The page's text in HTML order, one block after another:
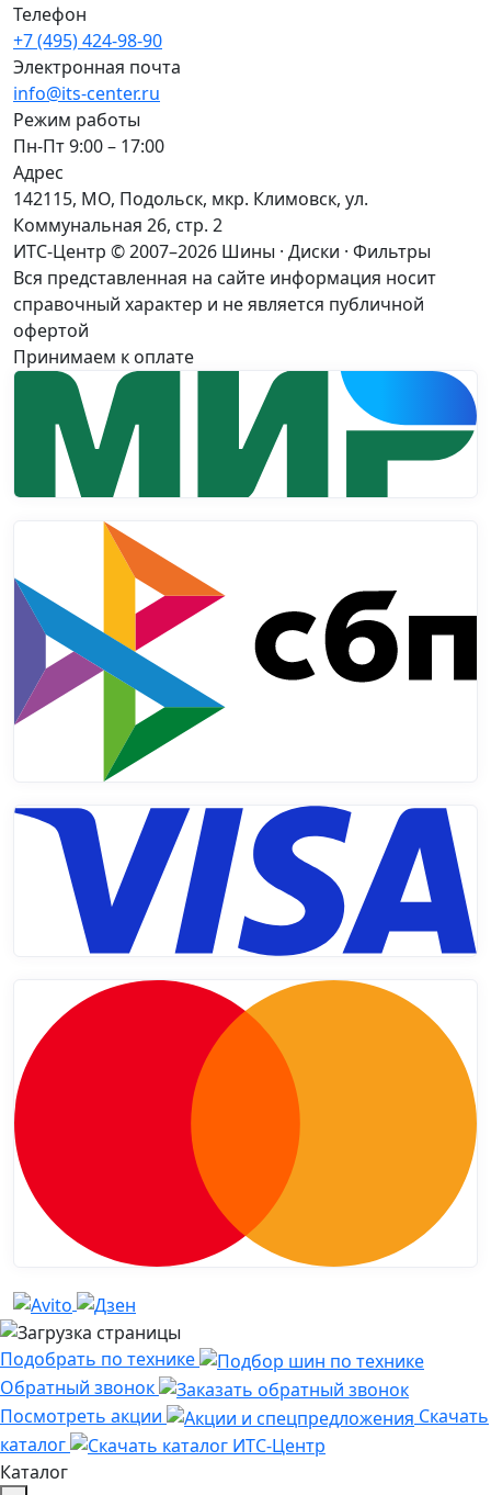
Телефон
+7 (495) 424-98-90
Электронная почта
info@its-center.ru
Режим работы
Пн-Пт 9:00 – 17:00
Адрес
142115, МО, Подольск, мкр. Климовск, ул.
Коммунальная 26, стр. 2
ИТС-Центр © 2007–2026 Шины · Диски · Фильтры
Вся представленная на сайте информация носит
справочный характер и не является публичной
офертой
Принимаем к оплате
Подобрать по технике
Обратный звонок
Посмотреть акции
Скачать
каталог
Каталог